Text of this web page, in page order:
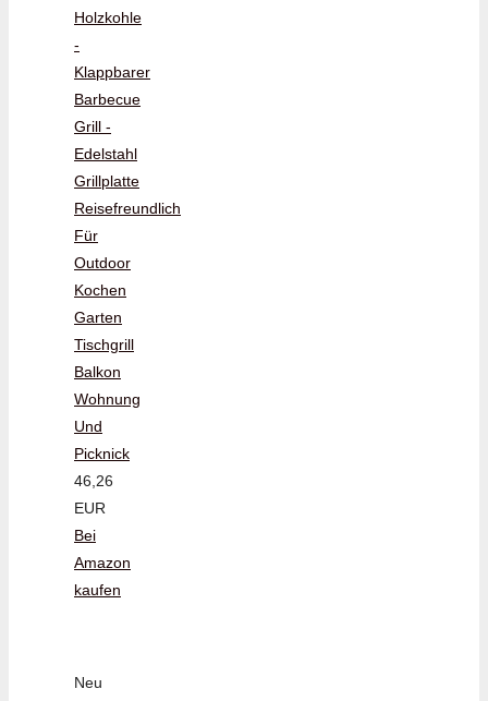
Holzkohle
-
Klappbarer
Barbecue
Grill -
Edelstahl
Grillplatte
Reisefreundlich
Für
Outdoor
Kochen
Garten
Tischgrill
Balkon
Wohnung
Und
Picknick
46,26
EUR
Bei
Amazon
kaufen
Neu